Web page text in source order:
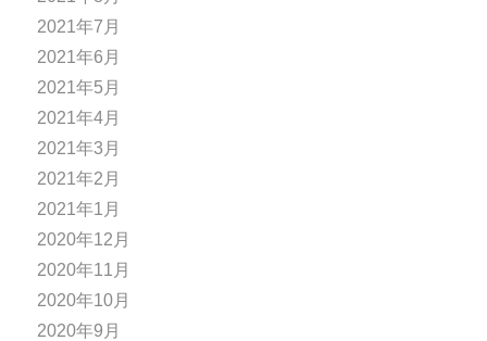
2021年7月
2021年6月
2021年5月
2021年4月
2021年3月
2021年2月
2021年1月
2020年12月
2020年11月
2020年10月
2020年9月